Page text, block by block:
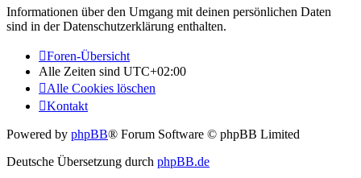
Informationen über den Umgang mit deinen persönlichen Daten
sind in der Datenschutzerklärung enthalten.
Foren-Übersicht
Alle Zeiten sind UTC+02:00
Alle Cookies löschen
Kontakt
Powered by phpBB® Forum Software © phpBB Limited
Deutsche Übersetzung durch phpBB.de